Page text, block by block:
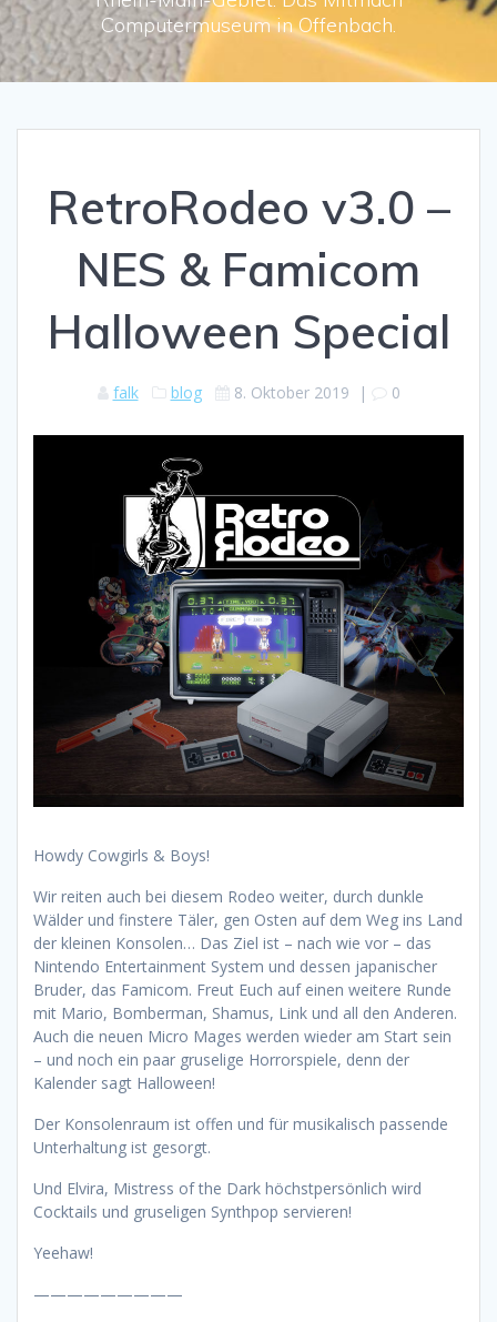
Computermuseum in Offenbach.
RetroRodeo v3.0 –
NES & Famicom
Halloween Special
falk blog 8. Oktober 2019 | 0
Howdy Cowgirls & Boys!
Wir reiten auch bei diesem Rodeo weiter, durch dunkle
Wälder und finstere Täler, gen Osten auf dem Weg ins Land
der kleinen Konsolen… Das Ziel ist – nach wie vor – das
Nintendo Entertainment System und dessen japanischer
Bruder, das Famicom. Freut Euch auf einen weitere Runde
mit Mario, Bomberman, Shamus, Link und all den Anderen.
Auch die neuen Micro Mages werden wieder am Start sein
– und noch ein paar gruselige Horrorspiele, denn der
Kalender sagt Halloween!
Der Konsolenraum ist offen und für musikalisch passende
Unterhaltung ist gesorgt.
Und Elvira, Mistress of the Dark höchstpersönlich wird
Cocktails und gruseligen Synthpop servieren!
Yeehaw!
—————————